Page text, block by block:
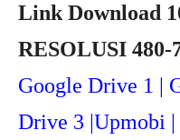
Link Download
RESOLUSI 480-
Google Drive 1 |
Drive 3 |Upmobi |